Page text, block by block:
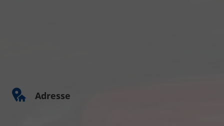
Adresse